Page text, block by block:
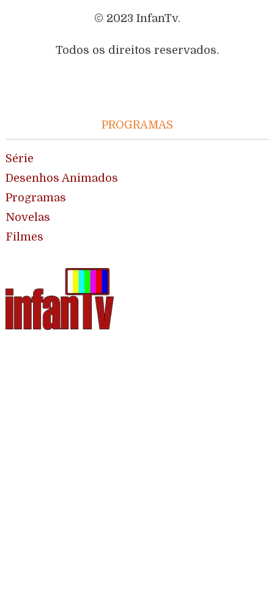
© 2023 InfanTv.
Todos os direitos reservados.
PROGRAMAS
Série
Desenhos Animados
Programas
Novelas
Filmes